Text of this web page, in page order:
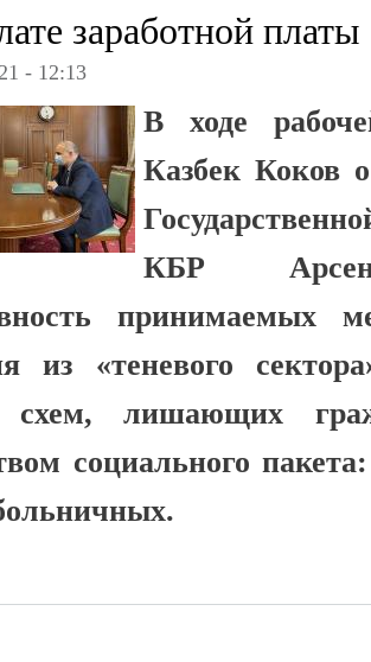
заработной платы
- 12:13
В ходе
Казбек Коков
КБР
принимаемых
из «теневого
схем, лишающих
социального